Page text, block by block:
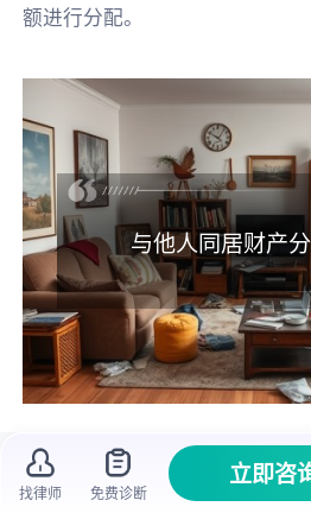
额进行分配。
与他人同居财产
两个人在一起生活，要
一旦分开，财产咋分就成了
找律师 免费诊断
立即咨